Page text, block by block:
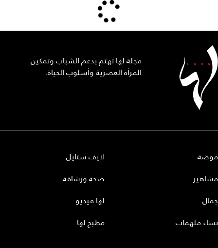
مجلة لها تهتم بدعم الشباب وتمكين
المرأة العصرية وأسلوب الحياة.
موضة
مشاهير
جمال
نساء ملهمات
لايف ستايل
صحة ورشاقة
لها فيديو
مطبخ لها